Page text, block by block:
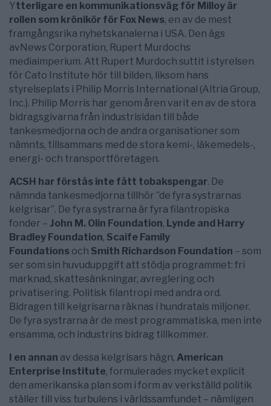
Ytterligare en kommunikationsväg för Milloy är
rollen som krönikör för Fox News, en av de mest
framgångsrika nyhetskanalerna i USA. Den ägs
avNews Corporation, Rupert Murdochs
mediaimperium. Att Rupert Murdoch suttit i styrelsen
för Cato Institute hör till bilden, liksom hans
styrelseplats i Philip Morris International (Altria Group,
Inc.). Philip Morris har genom åren varit en av de stora
bidragsgivarna från industrisidan till både
tankesmedjorna och de andra organisationer som
nämnts, tillsammans med de stora kemi-, läkemedels-,
energi- och transportföretagen.
ACSH har förstås inte fått tobakspengar. De
nämnda tankesmedjorna tillhör ”de fyra systrarnas
kelgrisar”. De fyra systrarna är fyra filantropiska
fonder – John M. Olin Foundation, Lynde and Harry
Bradley Foundation, Scaife Family
Foundations och Smith Richardson Foundation – som
ser som sin huvuduppgift att stödja programmet: fri
marknad, skattesänkningar, avreglering och
privatisering. Politisk filantropi med andra ord.
Bidragen till kelgrisarna räknas i hundratals miljoner.
De fyra systrarna är de mest programmatiska, men inte
ensamma, och industrins bidrag tillkommer.
I en annan av dessa kelgrisars hägn, American
Enterprise Institute, formulerades mycket explicit
den amerikanska plan som i form av verkställd politik
ställer till viss turbulens i världssamfundet – nämligen